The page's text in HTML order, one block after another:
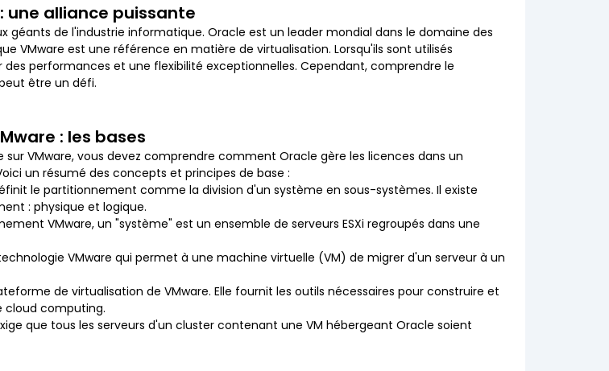
une alliance puissante
géants de l'industrie informatique. Oracle est un leader mondial dans le domaine des
VMware est une référence en matière de virtualisation. Lorsqu'ils sont utilisés
performances et une flexibilité exceptionnelles. Cependant, comprendre le
être un défi.
: les bases
sur VMware, vous devez comprendre comment Oracle gère les licences dans un
un résumé des concepts et principes de base :
le partitionnement comme la division d'un système en sous-systèmes. Il existe
: physique et logique.
VMware, un "système" est un ensemble de serveurs ESXi regroupés dans une
VMware qui permet à une machine virtuelle (VM) de migrer d'un serveur à un
de virtualisation de VMware. Elle fournit les outils nécessaires pour construire et
cloud computing.
que tous les serveurs d'un cluster contenant une VM hébergeant Oracle soient